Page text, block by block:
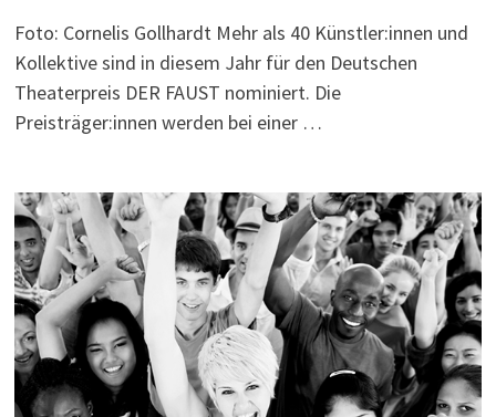
Foto: Cornelis Gollhardt Mehr als 40 Künstler:innen und
Kollektive sind in diesem Jahr für den Deutschen
Theaterpreis DER FAUST nominiert. Die
Preisträger:innen werden bei einer …